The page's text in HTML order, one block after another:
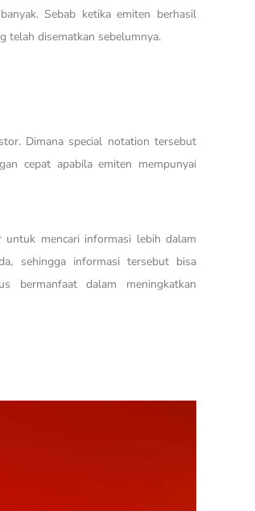
Sebab ketika emiten berhasil
telah disematkan sebelumnya.
Dimana special notation tersebut
cepat apabila emiten mempunyai
mencari informasi lebih dalam
sehingga informasi tersebut bisa
bermanfaat dalam meningkatkan